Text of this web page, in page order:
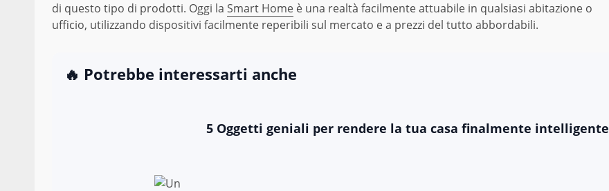
di questo tipo di prodotti. Oggi la Smart Home è una realtà facilmente attuabile in qualsiasi abitazione o
ufficio, utilizzando dispositivi facilmente reperibili sul mercato e a prezzi del tutto abbordabili.
🔥 Potrebbe interessarti anche
5 Oggetti geniali per rendere la tua casa finalmente intelligente